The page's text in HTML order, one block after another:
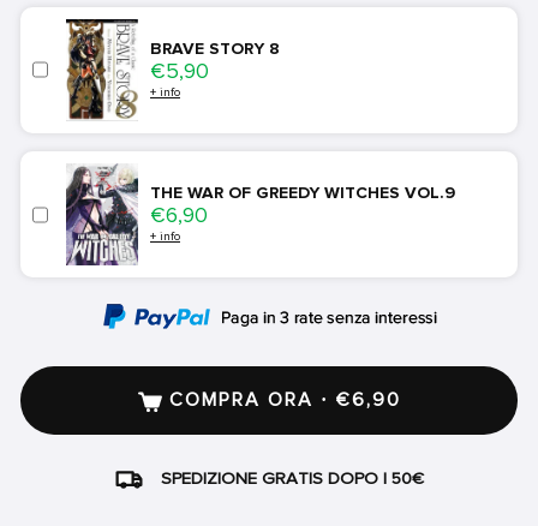
BRAVE STORY 8
Price
€5,90
+ info
THE WAR OF GREEDY WITCHES VOL.9
Price
€6,90
+ info
COMPRA ORA · €6,90
SPEDIZIONE GRATIS DOPO I 50€